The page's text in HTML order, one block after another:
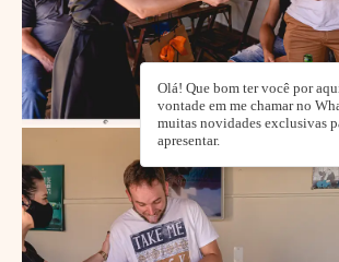
Olá! Que bom ter você por
vontade em me chamar no
muitas novidades exclusivas
apresentar.